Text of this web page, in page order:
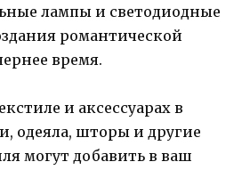
лампы и светодиодные
романтической
время.
и аксессуарах в
одеяла, шторы и другие
могут добавить в ваш